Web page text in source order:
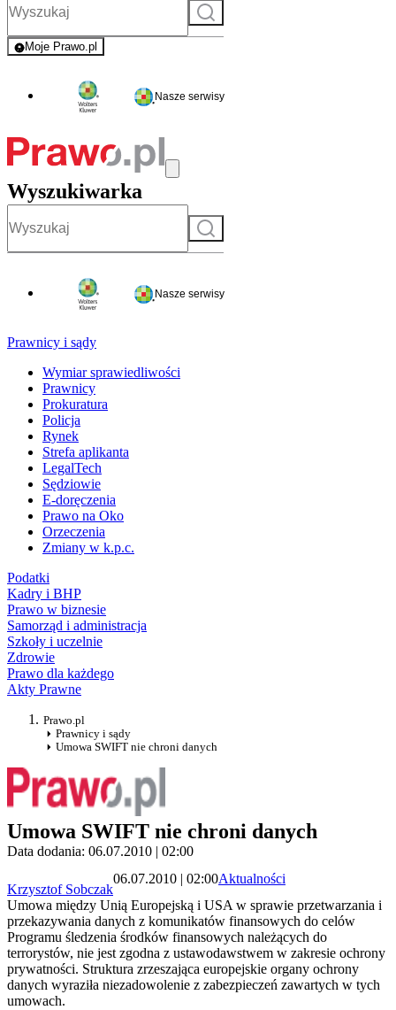
Szukaj
Moje Prawo.pl
- rejestracja i logowanie do serwisu
Nasze serwisy
Wyszukiwarka
Szukaj
Nasze serwisy
Prawnicy i sądy
Wymiar sprawiedliwości
Prawnicy
Prokuratura
Policja
Rynek
Strefa aplikanta
LegalTech
Sędziowie
E-doręczenia
Prawo na Oko
Orzeczenia
Zmiany w k.p.c.
Podatki
Kadry i BHP
Prawo w biznesie
Samorząd i administracja
Szkoły i uczelnie
Zdrowie
Prawo dla każdego
Akty Prawne
Prawo.pl
Prawnicy i sądy
Umowa SWIFT nie chroni danych
Umowa SWIFT nie chroni danych
Data dodania: 06.07.2010 | 02:00
Krzysztof Sobczak
06.07.2010 | 02:00Aktualności
Umowa między Unią Europejską i USA w sprawie przetwarzania i
przekazywania danych z komunikatów finansowych do celów
Programu śledzenia środków finansowych należących do
terrorystów, nie jest zgodna z ustawodawstwem w zakresie ochrony
prywatności. Struktura zrzeszająca europejskie organy ochrony
danych wyraziła niezadowolenie z zabezpieczeń zawartych w tych
umowach.